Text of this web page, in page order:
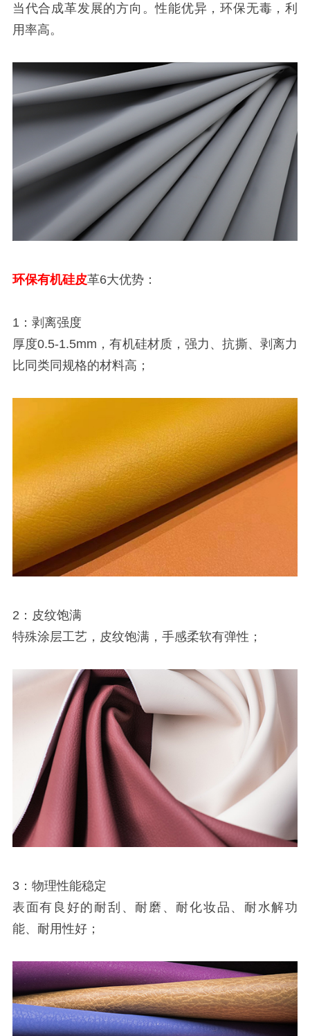
当代合成革发展的方向。性能优异，环保无毒，利
用率高。
环保有机硅皮革6大优势：
1：剥离强度
厚度0.5-1.5mm，有机硅材质，强力、抗撕、剥离力
比同类同规格的材料高；
2：皮纹饱满
特殊涂层工艺，皮纹饱满，手感柔软有弹性；
3：物理性能稳定
表面有良好的耐刮、耐磨、耐化妆品、耐水解功
能、耐用性好；